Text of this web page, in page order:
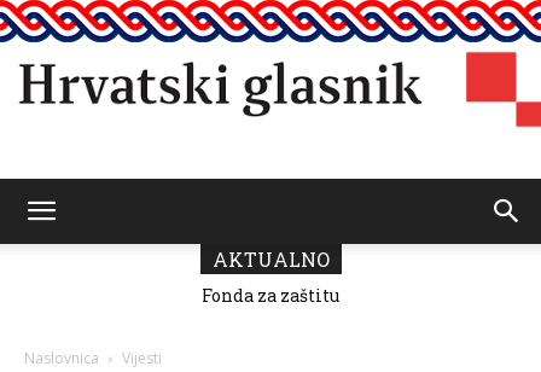
AKTUALNO
Fonda za zaštitu
Naslovnica Vijesti